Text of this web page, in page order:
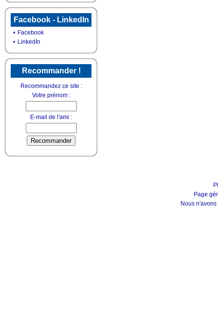
Facebook - LinkedIn
• Facebook
• LinkedIn
Recommander !
Recommandez ce site :
Votre prénom :
E-mail de l'ami :
Page
Nous